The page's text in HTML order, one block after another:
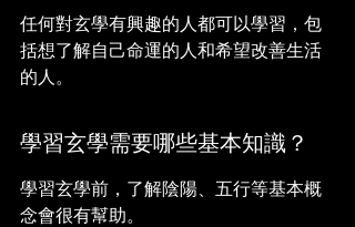
任何對玄學有興趣的人都可以學習，包
括想了解自己命運的人和希望改善生活
的人。
學習玄學需要哪些基本知識？
學習玄學前，了解陰陽、五行等基本概
念會很有幫助。